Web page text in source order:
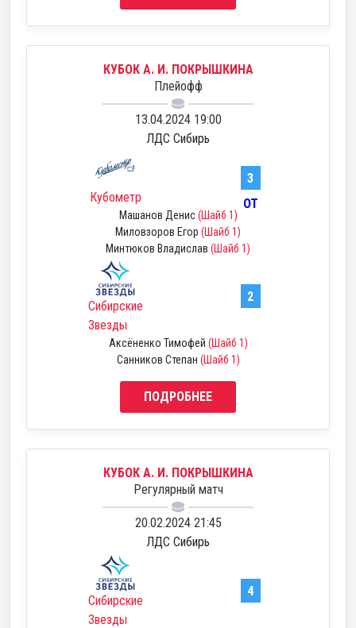
Кубометр
3
ОТ
Машанов Денис(Шайб 1)
Миловзоров Егор (Шайб 1)
Минтюков Владислав (Шайб 1)
КУБОК А. И. ПОКРЫШКИНА
Плейофф
13.04.2024 19:00
ЛДС Сибирь
2
Сибирские
Звезды
Аксёненко Тимофей (Шайб 1)
Санников Степан (Шайб 1)
ПОДРОБНЕЕ
Сибирские
Звезды
4
КУБОК А. И. ПОКРЫШКИНА
Регулярный матч
20.02.2024 21:45
ЛДС Сибирь